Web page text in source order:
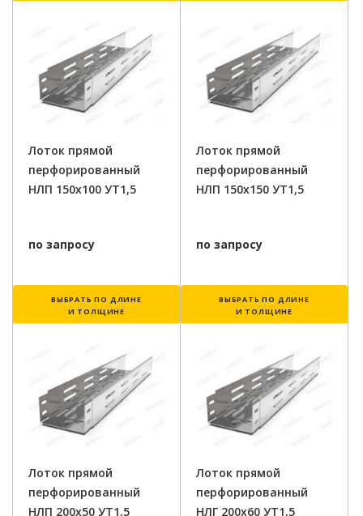
Лоток прямой
перфорированный
НЛП 150х100 УТ1,5
по запросу
ВЫБРАТЬ ПО ДЛИНЕ
И ТОЛЩИНЕ
Лоток прямой
перфорированный
НЛП 150х150 УТ1,5
по запросу
ВЫБРАТЬ ПО ДЛИНЕ
И ТОЛЩИНЕ
Лоток прямой
перфорированный
НЛП 200х50 УТ1,5
Лоток прямой
перфорированный
НЛГ 200х60 УТ1,5